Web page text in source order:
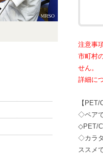
注意事
市町村
せん。
詳細に
【
◇ペア
◇PET/
◇カラ
ススメ